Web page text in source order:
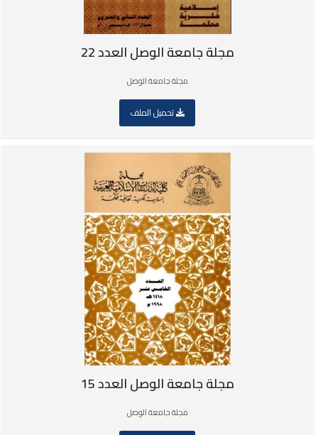
مجلة جامعة الوصل العدد 22
مجلة جامعة الوصل
تحميل الملف
مجلة جامعة الوصل العدد 15
مجلة جامعة الوصل